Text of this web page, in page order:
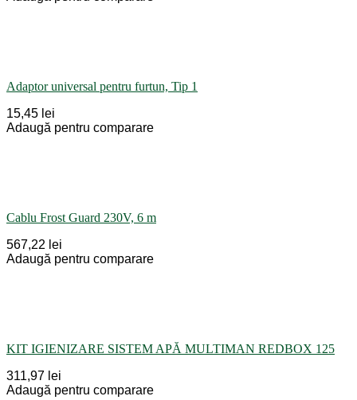
Adaptor universal pentru furtun, Tip 1
15,45 lei
Adaugă pentru comparare
Cablu Frost Guard 230V, 6 m
567,22 lei
Adaugă pentru comparare
KIT IGIENIZARE SISTEM APĂ MULTIMAN REDBOX 125
311,97 lei
Adaugă pentru comparare